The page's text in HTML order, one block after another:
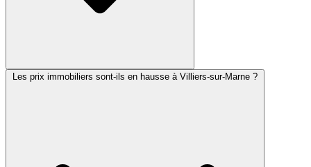
Les prix immobiliers sont-ils en hausse à Villiers-sur-Marne ?